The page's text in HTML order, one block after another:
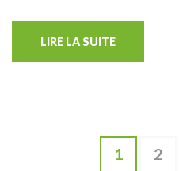
LIRE LA SUITE
Page
1 Page
2